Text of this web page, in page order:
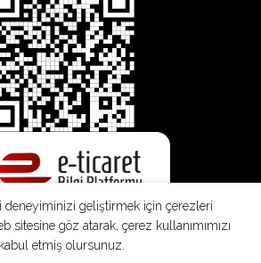
deneyiminizi geliştirmek için çerezleri
sitesine göz atarak, çerez kullanımımızı
kabul etmiş olursunuz.